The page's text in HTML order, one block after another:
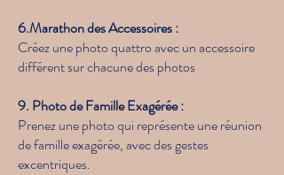
6.Marathon des Accessoires :
Créez une photo quattro avec un accessoire
différent sur chacune des photos
9. Photo de Famille Exagérée :
Prenez une photo qui représente une réunion
de famille exagérée, avec des gestes
excentriques.